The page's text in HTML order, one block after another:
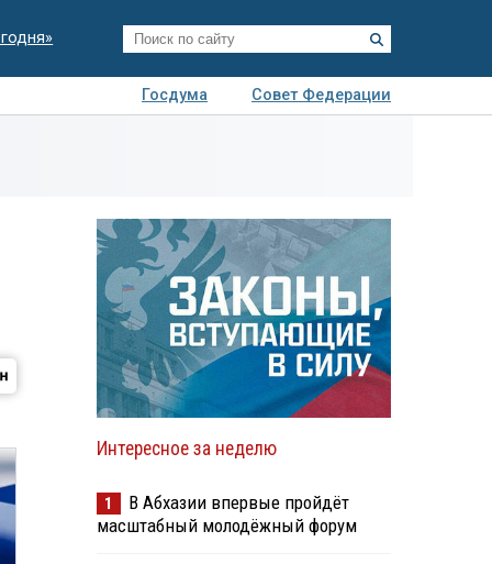
Госдума
Совет Федерации
Интересное за неделю
1
В Абхазии впервые пройдёт
масштабный молодёжный форум